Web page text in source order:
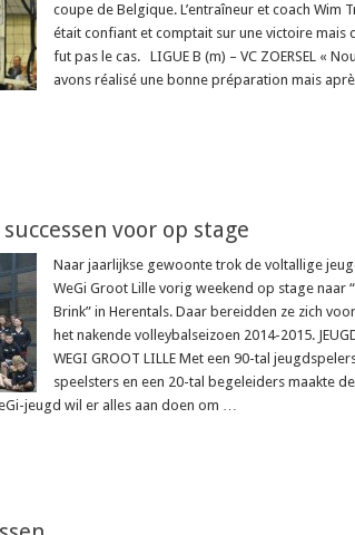
coupe de Belgique. L’entraîneur et coach Wim
était confiant et comptait sur une victoire mais
fut pas le cas. LIGUE B (m) – VC ZOERSEL «
avons réalisé une bonne préparation mais
voor op stage
Naar jaarlijkse gewoonte trok de voltallige
WeGi Groot Lille vorig weekend op stage naar
Brink” in Herentals. Daar bereidden ze zich
het nakende volleybalseizoen 2014-2015.
WEGI GROOT LILLE Met een 90-tal
speelsters en een 20-tal begeleiders maakte
jeugd wil er alles aan doen om …